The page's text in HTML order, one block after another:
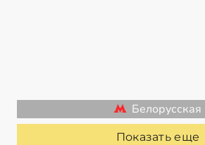
Белорусская
Показать еще